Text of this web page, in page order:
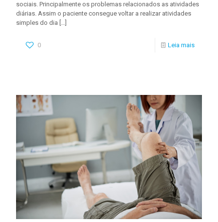
sociais. Principalmente os problemas relacionados as atividades
diárias. Assim o paciente consegue voltar a realizar atividades
simples do dia […]
0 Leia mais